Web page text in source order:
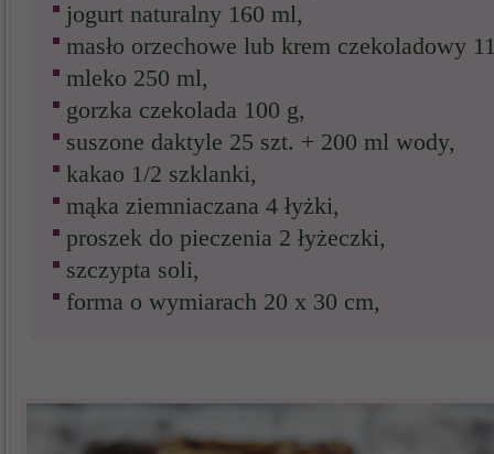
jogurt naturalny 160 ml,
masło orzechowe lub krem czekoladowy
mleko 250 ml,
gorzka czekolada 100 g,
suszone daktyle 25 szt. + 200 ml wody,
kakao 1/2 szklanki,
mąka ziemniaczana 4 łyżki,
proszek do pieczenia 2 łyżeczki,
szczypta soli,
forma o wymiarach 20 x 30 cm,